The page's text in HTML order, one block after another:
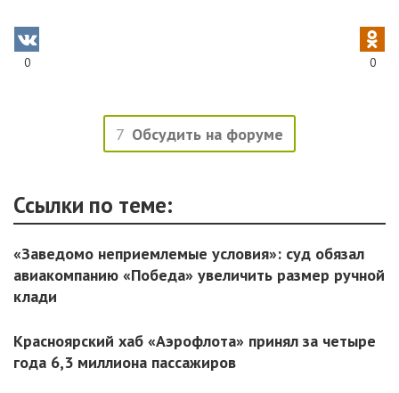
0 0
7 Обсудить на форуме
Ссылки по теме:
«Заведомо неприемлемые условия»: суд обязал
авиакомпанию «Победа» увеличить размер ручной
клади
Красноярский хаб «Аэрофлота» принял за четыре
года 6,3 миллиона пассажиров